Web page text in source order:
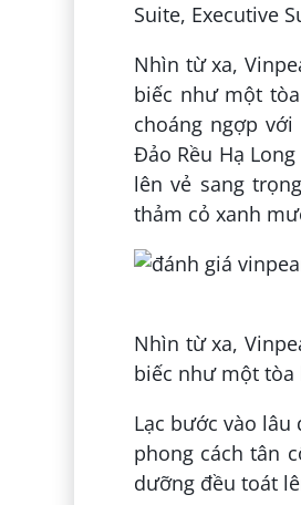
Suite, Executive
Nhìn từ xa,
biếc như một
choáng ngợp
Đảo Rều Hạ
lên vẻ sang
thảm cỏ xanh
Nhìn từ xa,
biếc như một
Lạc bước vào
phong cách tân
dưỡng đều toát